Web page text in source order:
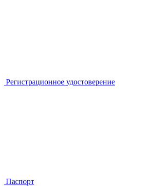
Регистрационное удостоверение
Паспорт